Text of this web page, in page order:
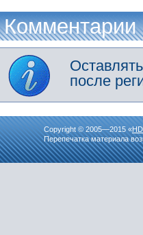
Комментарии
после
Copyright © 2005—2015 «
Перепечатка материала